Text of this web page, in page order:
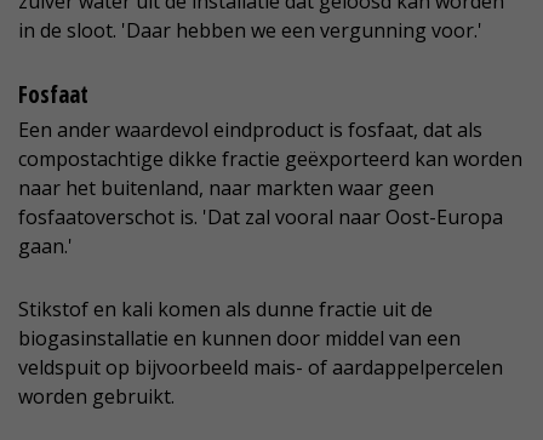
in de sloot. 'Daar hebben we een vergunning voor.'
Fosfaat
Een ander waardevol eindproduct is fosfaat, dat als
compostachtige dikke fractie geëxporteerd kan worden
naar het buitenland, naar markten waar geen
fosfaatoverschot is. 'Dat zal vooral naar Oost-Europa
gaan.'
Stikstof en kali komen als dunne fractie uit de
biogasinstallatie en kunnen door middel van een
veldspuit op bijvoorbeeld mais- of aardappelpercelen
worden gebruikt.